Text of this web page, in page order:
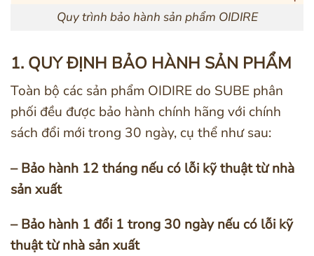
Quy trình bảo hành sản phẩm OIDIRE
1. QUY ĐỊNH BẢO HÀNH SẢN PHẨM
Toàn bộ các sản phẩm OIDIRE do SUBE phân
phối đều được bảo hành chính hãng với chính
sách đổi mới trong 30 ngày, cụ thể như sau:
– Bảo hành 12 tháng nếu có lỗi kỹ thuật từ nhà
sản xuất
– Bảo hành 1 đổi 1 trong 30 ngày nếu có lỗi kỹ
thuật từ nhà sản xuất